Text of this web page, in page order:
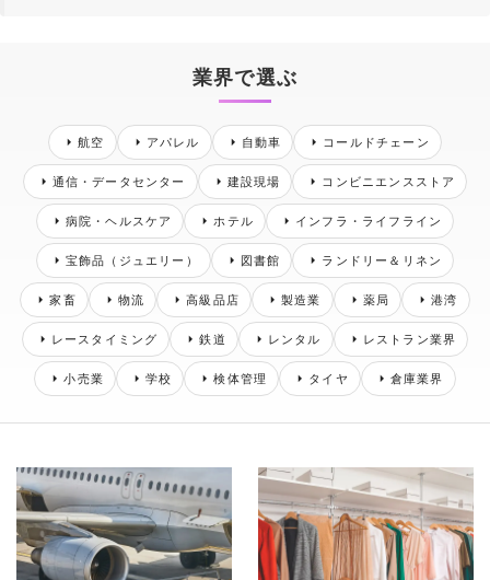
業界で選ぶ
航空 アパレル 自動車 コールドチェーン
通信・データセンター 建設現場 コンビニエンスストア
病院・ヘルスケア ホテル インフラ・ライフライン
宝飾品（ジュエリー） 図書館 ランドリー＆リネン
家畜 物流 高級品店 製造業 薬局 港湾
レースタイミング 鉄道 レンタル レストラン業界
小売業 学校 検体管理 タイヤ 倉庫業界
業界別事例一覧